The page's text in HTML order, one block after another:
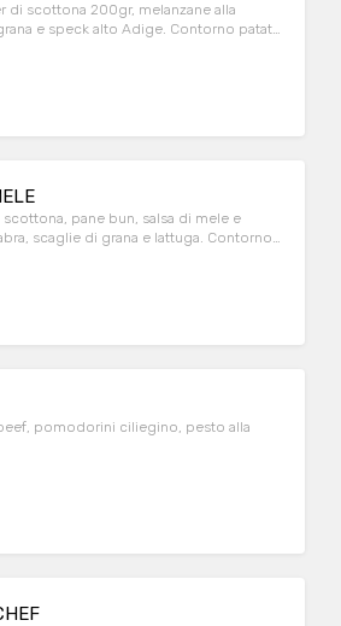
di scottona 200gr, melanzane alla
e speck alto Adige. Contorno patate
pane bun, salsa di mele e
scaglie di grana e lattuga. Contorno
pomodorini ciliegino, pesto alla